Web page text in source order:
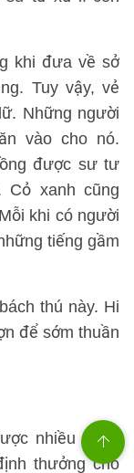
khi đưa về sở
Tuy vậy, vẻ
Những người
vào cho nó.
được sư tư
Cỏ xanh cũng
khi có người
tiếng gầm
thú này. Hi
để sớm thuần
nhiều điểm
thưởng cho